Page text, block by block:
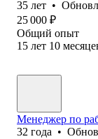
35 лет •
25 000 ₽
Общий опыт
15 лет 10
Менеджер по
32 года •